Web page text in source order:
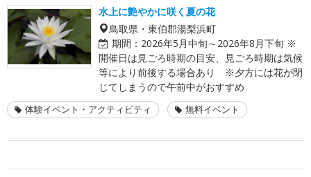
水上に艶やかに咲く夏の花
鳥取県・東伯郡湯梨浜町
期間： 2026年5月中旬～2026年8月下旬 ※
開催日は見ごろ時期の目安、見ごろ時期は気候
等により前後する場合あり ※夕方には花が閉
じてしまうので午前中がおすすめ
体験イベント・アクティビティ 無料イベント